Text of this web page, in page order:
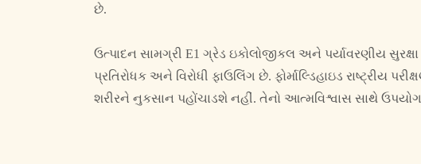
છે.
ઉત્પાદન સામગ્રી E1 ગ્રેડ ઇકોલોજીકલ અને પર્યાવરણીય
પ્રતિરોધક અને વિરોધી ફાઉલિંગ છે. ફોર્માલ્ડિહાઇડ રાષ્ટ્રીય
શરીરને નુકસાન પહોંચાડશે નહીં. તેનો આત્મવિશ્વાસ સાથે